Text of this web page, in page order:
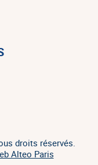
droits réservés.
Alteo Paris